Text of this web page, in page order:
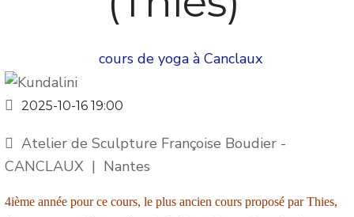
cours de yoga à Canclaux
2025-10-16 19:00
Atelier de Sculpture Françoise Boudier -
CANCLAUX | Nantes
4ième année pour ce cours, le plus ancien cours proposé par Thies,